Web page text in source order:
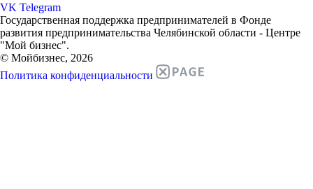
VK Telegram
Государственная поддержка предпринимателей в Фонде
развития предпринимательства Челябинской области - Центре
"Мой бизнес".
© Мойбизнес, 2026
Политика конфиденциальности